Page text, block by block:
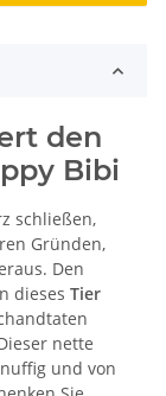
den
Bibi
schließen,
Gründen,
Den
dieses Tier
nette
und von